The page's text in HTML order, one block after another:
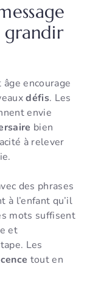
grandir
âge encourage
défis. Les
envie
bien
à relever
des phrases
à l’enfant qu’il
mots suffisent
et
Les
tout en